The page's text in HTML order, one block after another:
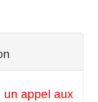
un appel aux